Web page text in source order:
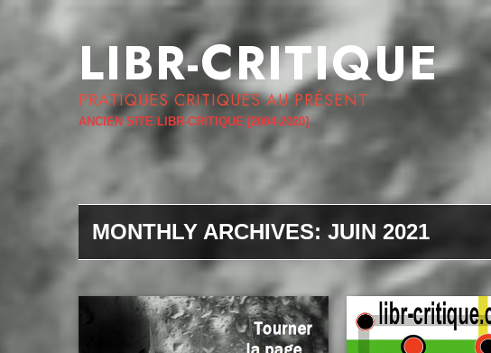
LIBR-CRITIQUE
PRATIQUES CRITIQUES AU PRÉSENT
ANCIEN SITE LIBR-CRITIQUE [2004-2020]
MONTHLY ARCHIVES: JUIN 2021